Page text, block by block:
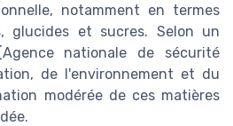
notamment en termes
glucides et sucres. Selon un
nationale de sécurité
de l'environnement et du
modérée de ces matières